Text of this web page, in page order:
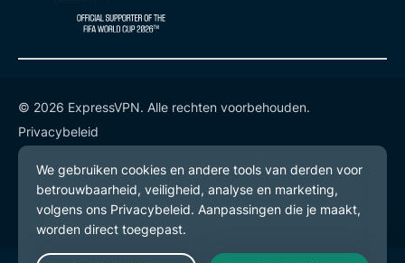
© 2026 ExpressVPN. Alle rechten voorbehouden.
Privacybeleid
Gebruiksvoorwaarden
Cookievoorkeuren